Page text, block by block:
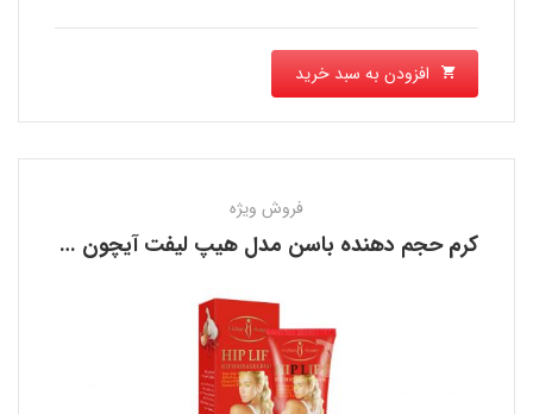
افزودن به سبد خرید
فروش ویژه
کرم حجم دهنده باسن مدل هیپ لیفت آیچون بیوتی AICHUN BEAUTY